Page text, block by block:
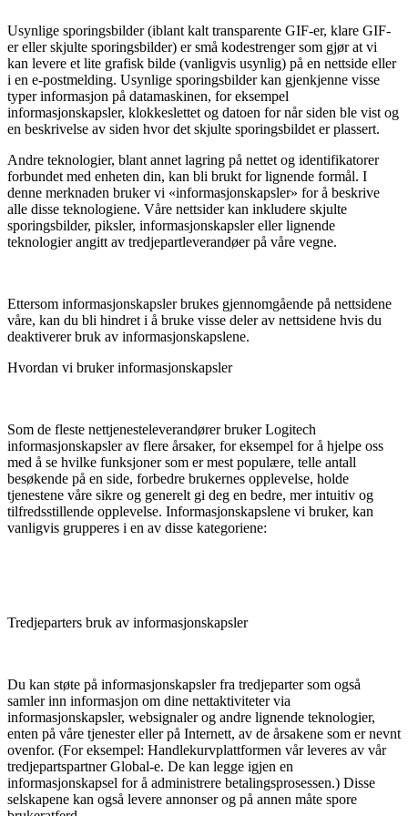
Usynlige sporingsbilder (iblant kalt transparente GIF-er, klare GIF-
er eller skjulte sporingsbilder) er små kodestrenger som gjør at vi
kan levere et lite grafisk bilde (vanligvis usynlig) på en nettside eller
i en e-postmelding. Usynlige sporingsbilder kan gjenkjenne visse
typer informasjon på datamaskinen, for eksempel
informasjonskapsler, klokkeslettet og datoen for når siden ble vist og
en beskrivelse av siden hvor det skjulte sporingsbildet er plassert.
Andre teknologier, blant annet lagring på nettet og identifikatorer
forbundet med enheten din, kan bli brukt for lignende formål. I
denne merknaden bruker vi «informasjonskapsler» for å beskrive
alle disse teknologiene. Våre nettsider kan inkludere skjulte
sporingsbilder, piksler, informasjonskapsler eller lignende
teknologier angitt av tredjepartleverandøer på våre vegne.
Ettersom informasjonskapsler brukes gjennomgående på nettsidene
våre, kan du bli hindret i å bruke visse deler av nettsidene hvis du
deaktiverer bruk av informasjonskapslene.
Hvordan vi bruker informa­sjon­s­­­kapsler
Som de fleste nettjenesteleverandører bruker Logitech
informasjonskapsler av flere årsaker, for eksempel for å hjelpe oss
med å se hvilke funksjoner som er mest populære, telle antall
besøkende på en side, forbedre brukernes opplevelse, holde
tjenestene våre sikre og generelt gi deg en bedre, mer intuitiv og
tilfredsstillende opplevelse. Informasjonskapslene vi bruker, kan
vanligvis grupperes i en av disse kategoriene:
Tred­je­parters bruk av informa­­sjons­­­­­­kapsler
Du kan støte på informasjonskapsler fra tredjeparter som også
samler inn informasjon om dine nettaktiviteter via
informasjonskapsler, websignaler og andre lignende teknologier,
enten på våre tjenester eller på Internett, av de årsakene som er nevnt
ovenfor. (For eksempel: Handlekurvplattformen vår leveres av vår
tredjepartspartner Global-e. De kan legge igjen en
informasjonskapsel for å administrere betalingsprosessen.) Disse
selskapene kan også levere annonser og på annen måte spore